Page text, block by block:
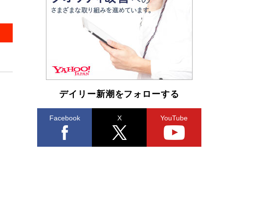
東野圭吾、伊坂幸太郎の人気シリーズ最新作どち
らも文庫化 映画化された直木賞受賞作もランク
イン［文庫ベストセラー］
Book Bang
デイリー新潮をフォローする
Facebook X YouTube